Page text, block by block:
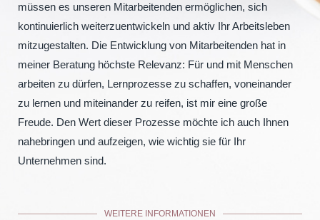
müssen es unseren Mitarbeitenden ermöglichen, sich
kontinuierlich weiterzuentwickeln und aktiv Ihr Arbeitsleben
mitzugestalten. Die Entwicklung von Mitarbeitenden hat in
meiner Beratung höchste Relevanz: Für und mit Menschen
arbeiten zu dürfen, Lernprozesse zu schaffen, voneinander
zu lernen und miteinander zu reifen, ist mir eine große
Freude. Den Wert dieser Prozesse möchte ich auch Ihnen
nahebringen und aufzeigen, wie wichtig sie für Ihr
Unternehmen sind.
WEITERE INFORMATIONEN